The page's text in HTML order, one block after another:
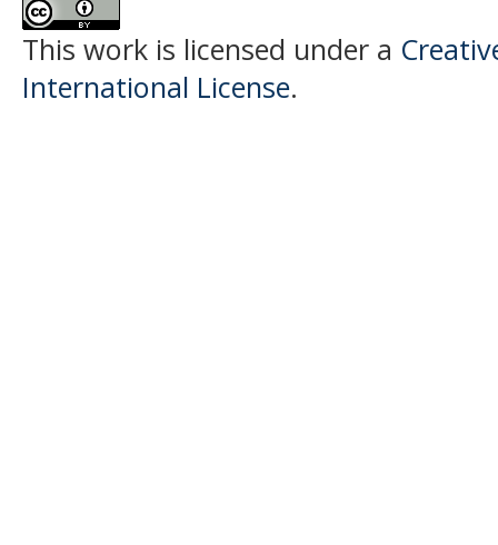
This work is licensed under a
International License.